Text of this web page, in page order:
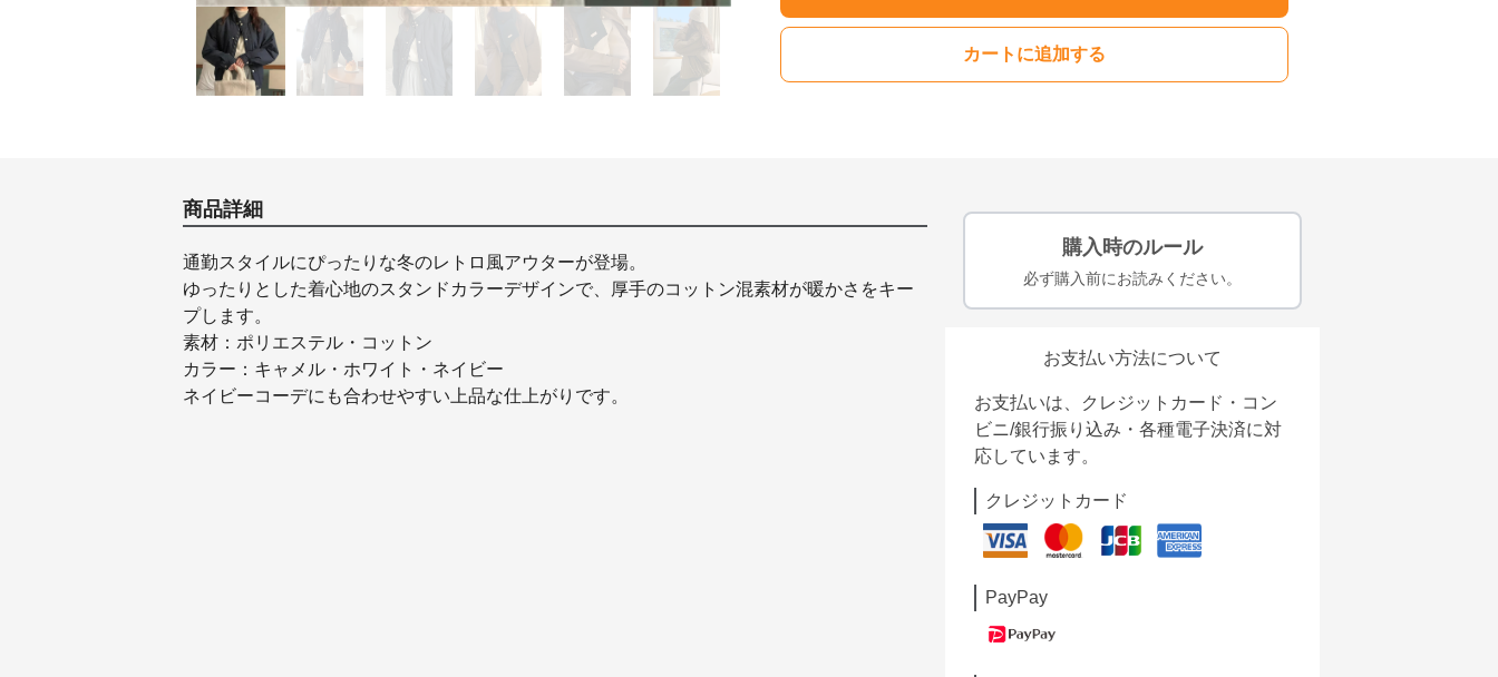
カートに追加する
商品詳細
通勤スタイルにぴったりな冬のレトロ風アウターが登場。
ゆったりとした着心地のスタンドカラーデザインで、厚手のコットン混素材が暖かさをキー
プします。
素材：ポリエステル・コットン
カラー：キャメル・ホワイト・ネイビー
ネイビーコーデにも合わせやすい上品な仕上がりです。
購入時のルール
必ず購入前にお読みください。
お支払い方法について
お支払いは、クレジットカード・コン
ビニ/銀行振り込み・各種電子決済に対
応しています。
クレジットカード
PayPay